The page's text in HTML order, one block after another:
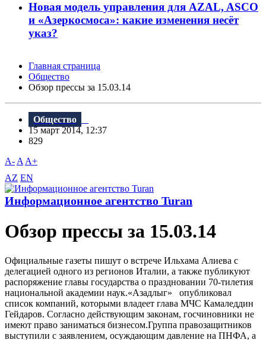
Новая модель управления для AZAL, ASCO
и «Азеркосмоса»: какие изменения несёт
указ?
Главная страница
Общество
Обзор прессы за 15.03.14
Общество
15 март 2014, 12:37
829
A- A A+
AZ EN
Информационное агентство Turan
Обзор прессы за 15.03.14
Официальные газеты пишут о встрече Ильхама Алиева с
делегацией одного из регионов Италии, а также публикуют
распоряжение главы государства о праздновании 70-тилетия
национальной академии наук.«Азадлыг» опубликовал
список компаний, которыми владеет глава МЧС Камаледдин
Гейдаров. Согласно действующим законам, госчиновники не
имеют право заниматься бизнесом.Группа правозащитников
выступили с заявлением, осуждающим давление на ПНФА, а